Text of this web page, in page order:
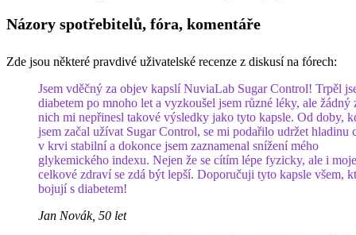
Názory spotřebitelů, fóra, komentáře
Zde jsou některé pravdivé uživatelské recenze z diskusí na fórech:
Jsem vděčný za objev kapslí NuviaLab Sugar Control! Trpěl
diabetem po mnoho let a vyzkoušel jsem různé léky, ale žádný
nich mi nepřinesl takové výsledky jako tyto kapsle. Od doby,
jsem začal užívat Sugar Control, se mi podařilo udržet hladinu
v krvi stabilní a dokonce jsem zaznamenal snížení mého
glykemického indexu. Nejen že se cítím lépe fyzicky, ale i moje
celkové zdraví se zdá být lepší. Doporučuji tyto kapsle všem,
bojují s diabetem!
Jan Novák, 50 let